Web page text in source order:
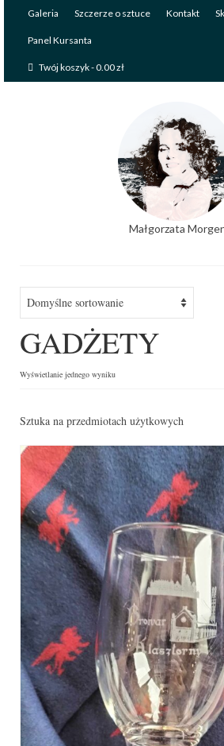
Galeria Szczerze o sztuce Kontakt
Panel Kursanta
Twój koszyk-0.00zł
Małgorzata
GADŻETY
Wyświetlanie jednego wyniku
Sztuka na przedmiotach użytkowych